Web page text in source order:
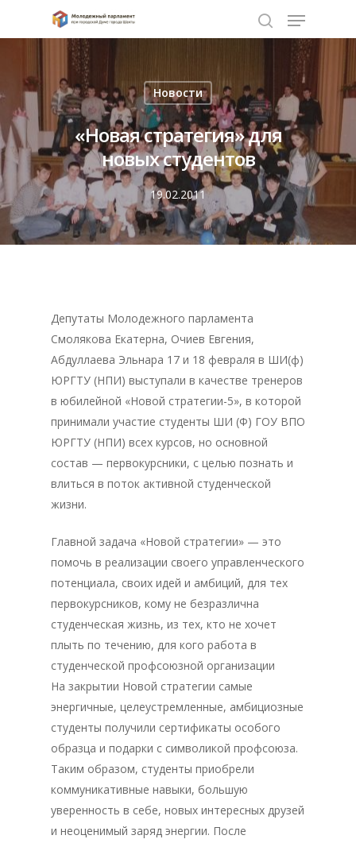
Нажмите Enter для поиска или ESC чтобы
закрыть
Новости
«Новая стратегия» для
новых студентов
19.02.2011
Депутаты Молодежного парламента
Смолякова Екатерна, Очиев Евгения,
Абдуллаева Эльнара 17 и 18 февраля в ШИ(ф)
ЮРГТУ (НПИ) выступали в качестве тренеров
в юбилейной «Новой стратегии-5», в которой
принимали участие студенты ШИ (Ф) ГОУ ВПО
ЮРГТУ (НПИ) всех курсов, но основной
состав — первокурсники, с целью познать и
влиться в поток активной студенческой
жизни.
Главной задача «Новой стратегии» — это
помочь в реализации своего управленческого
потенциала, своих идей и амбиций, для тех
первокурсников, кому не безразлична
студенческая жизнь, из тех, кто не хочет
плыть по течению, для кого работа в
студенческой профсоюзной организации
На закрытии Новой стратегии самые
энергичные, целеустремленные, амбициозные
студенты получили сертификаты особого
образца и подарки с символикой профсоюза.
Таким образом, студенты приобрели
коммуникативные навыки, большую
уверенность в себе, новых интересных друзей
и неоценимый заряд энергии. После
Главная